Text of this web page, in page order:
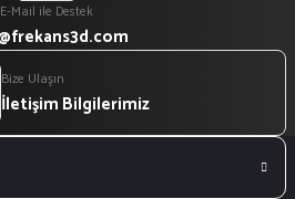
E-Mail ile Destek
Bize Ulaşın
İletişim Bilgilerimiz